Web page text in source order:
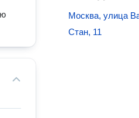
Москва, улица
Стан, 11